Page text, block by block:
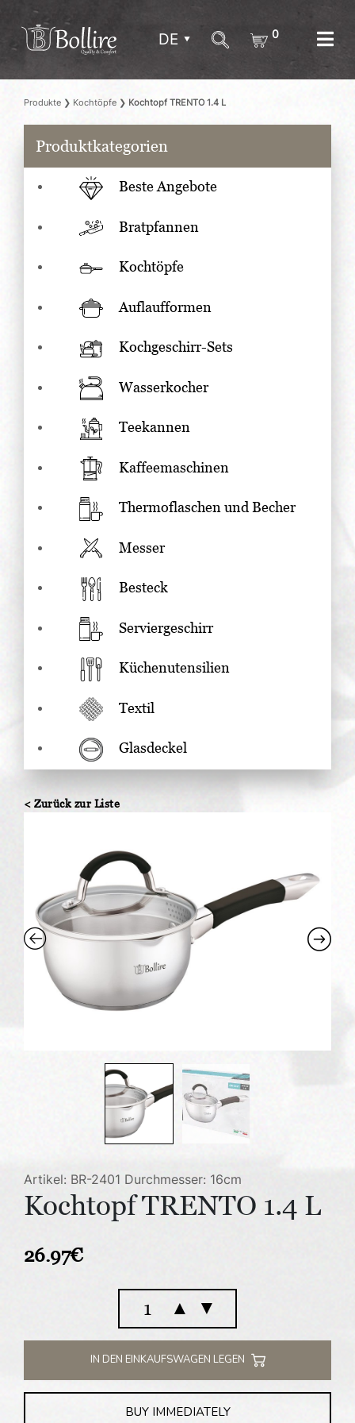
DE 0
Produkte ❯ Kochtöpfe ❯ Kochtopf TRENTO 1.4 L
Produktkategorien
Beste Angebote
Bratpfannen
Kochtöpfe
Auflaufformen
Kochgeschirr-Sets
Wasserkocher
Teekannen
Kaffeemaschinen
Thermoflaschen und Becher
Messer
Besteck
Serviergeschirr
Küchenutensilien
Textil
Glasdeckel
< Zurück zur Liste
Artikel: BR-2401 Durchmesser: 16cm
Kochtopf TRENTO 1.4 L
26.97€
Kochtopf
1.4
L
Menge
▲ ▼
IN DEN EINKAUFSWAGEN LEGEN
BUY IMMEDIATELY